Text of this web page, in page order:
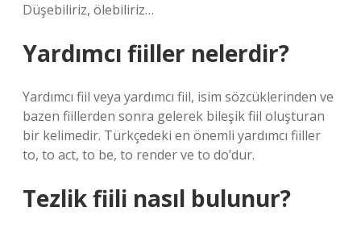
Düşebiliriz, ölebiliriz…
Yardımcı fiiller nelerdir?
Yardımcı fiil veya yardımcı fiil, isim sözcüklerinden ve
bazen fiillerden sonra gelerek bileşik fiil oluşturan
bir kelimedir. Türkçedeki en önemli yardımcı fiiller
to, to act, to be, to render ve to do’dur.
Tezlik fiili nasıl bulunur?